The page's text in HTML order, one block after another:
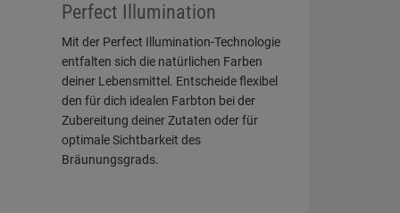
Perfect Illumination
Mit der Perfect Illumination-Technologie
entfalten sich die natürlichen Farben
deiner Lebensmittel. Entscheide flexibel
den für dich idealen Farbton bei der
Zubereitung deiner Zutaten oder für
optimale Sichtbarkeit des
Bräunungsgrads.